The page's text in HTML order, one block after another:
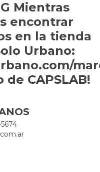
Mientras
encontrar
en la tienda
Urbano:
CAPSLAB!